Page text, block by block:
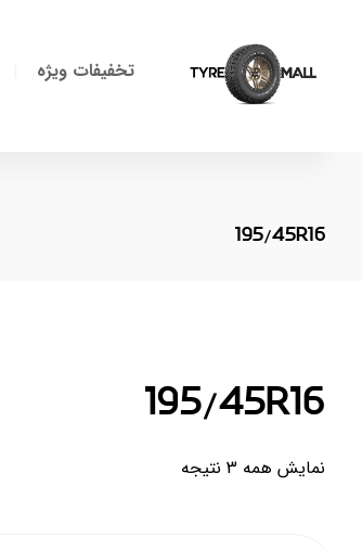
تخفیفات ویژه
195/45R16
195/45R16
نمایش همه 3 نتیجه